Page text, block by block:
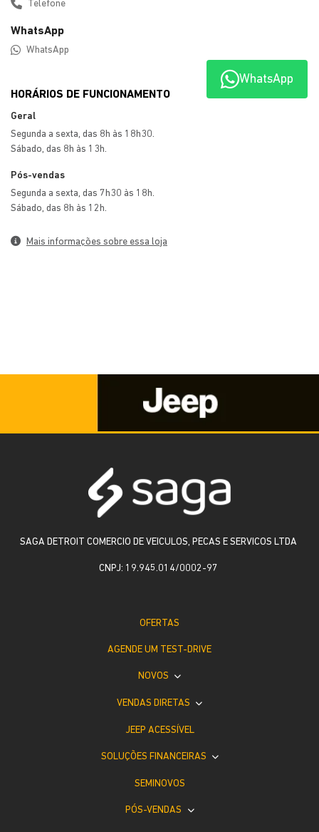
Pós-vendas
Segunda a sexta, das 7h30 às 18h.
Sábado, das 8h às 12h.
WhatsApp
SAGA DETROIT COMERCIO DE VEICULOS, PECAS E SERVICOS LTDA
CNPJ: 19.945.014/0002-97
AGENDE UM TEST-DRIVE
NOVOS
VENDAS DIRETAS
JEEP ACESSÍVEL
SOLUÇÕES FINANCEIRAS
SEMINOVOS
PÓS-VENDAS
INSTITUCIONAL